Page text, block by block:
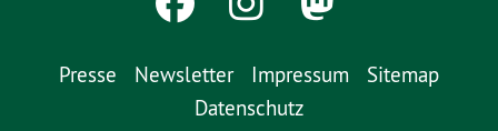
Presse Newsletter Impressum
Sitemap
Datenschutz